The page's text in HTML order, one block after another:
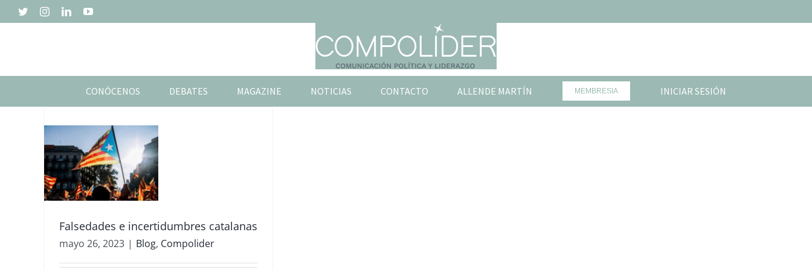
Saltar
al
TwitterInstagramLinkedInYouTube
CONÓCENOS DEBATES MAGAZINE NOTICIAS CONTACTO ALLENDE MARTÍN MEMBRESIA INICIAR SESIÓN
Falsedades e incertidumbres catalanas
mayo 26, 2023 | Blog, Compolider